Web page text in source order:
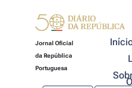
Jornal Oficial
da República
Portuguesa
O